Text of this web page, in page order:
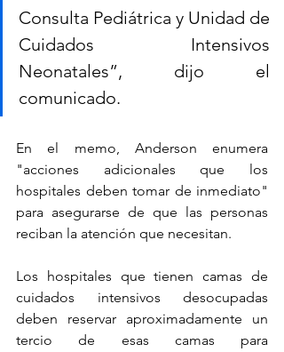
Consulta Pediátrica y Unidad de
Cuidados Intensivos
Neonatales”, dijo el
comunicado.
En el memo, Anderson enumera
"acciones adicionales que los
hospitales deben tomar de inmediato"
para asegurarse de que las personas
reciban la atención que necesitan.
Los hospitales que tienen camas de
cuidados intensivos desocupadas
deben reservar aproximadamente un
tercio de esas camas para